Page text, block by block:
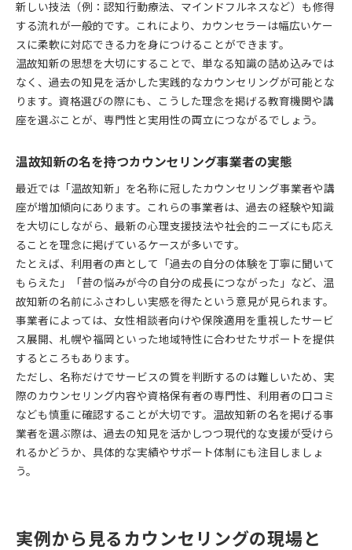
新しい技法（例：認知行動療法、マインドフルネスなど）も修得
する流れが一般的です。これにより、カウンセラーは幅広いケー
スに柔軟に対応できる力を身につけることができます。
温故知新の思想を大切にすることで、単なる知識の詰め込みでは
なく、過去の知見を活かした実践的なカウンセリングが可能とな
ります。資格選びの際にも、こうした理念を掲げる教育機関や講
座を選ぶことが、専門性と実用性の両立につながるでしょう。
温故知新の名を持つカウンセリング事業者の実態
最近では「温故知新」を名称に冠したカウンセリング事業者や講
座が増加傾向にあります。これらの事業者は、過去の経験や知識
を大切にしながら、最新の心理支援技法や社会的ニーズにも応え
ることを理念に掲げているケースが多いです。
たとえば、利用者の声として「過去の自分の体験を丁寧に聞いて
もらえた」「昔の悩みが今の自分の成長につながった」など、温
故知新の名前にふさわしい実感を得たという意見が見られます。
事業者によっては、女性相談者向けや保険適用を重視したサービ
ス展開、札幌や福岡といった地域特性に合わせたサポートを提供
するところもあります。
ただし、名称だけでサービスの質を判断するのは難しいため、実
際のカウンセリング内容や資格保有者の専門性、利用者の口コミ
なども慎重に確認することが大切です。温故知新の名を掲げる事
業者を選ぶ際は、過去の知見を活かしつつ現代的な支援が受けら
れるかどうか、具体的な実績やサポート体制にも注目しましょ
う。
実例から見るカウンセリングの現場と